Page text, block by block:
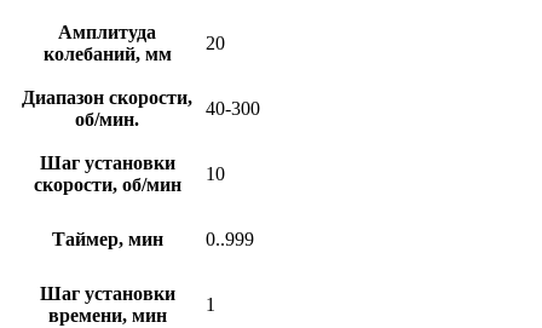
Амплитуда
колебаний, мм
20
Диапазон скорости,
об/мин.
40-300
Шаг установки
скорости, об/мин
10
Таймер, мин 0..999
Шаг установки
времени, мин
1